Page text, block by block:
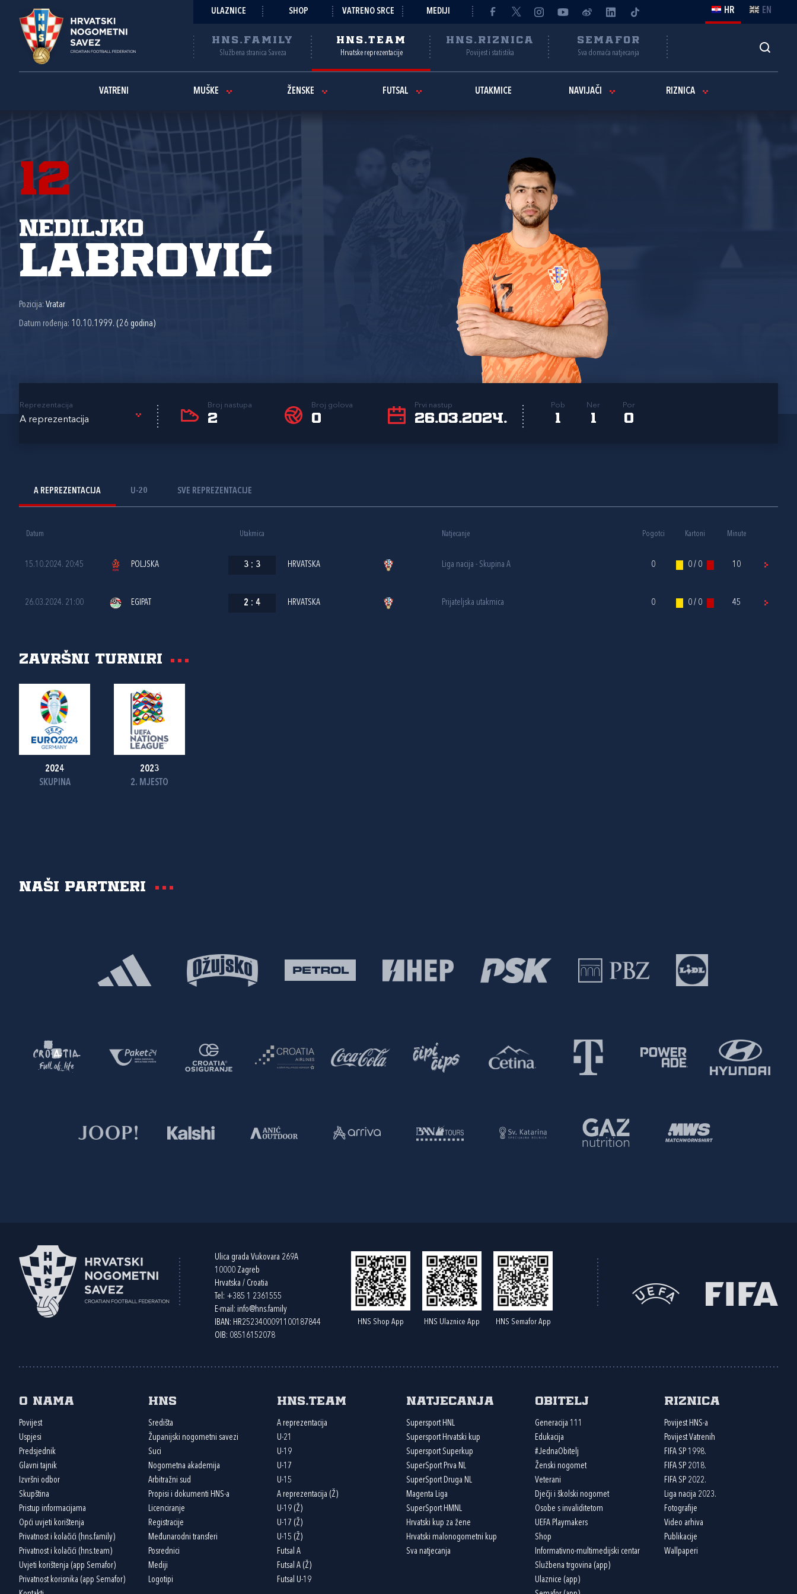
ULAZNICE SHOP VATRENO SRCE MEDIJI HR EN
HNS.FAMILY
Službena stranica Saveza
HNS.TEAM
Hrvatske reprezentacije
HNS.RIZNICA
Povijest i statistika
SEMAFOR
Sva domaća natjecanja
VATRENI MUŠKE ŽENSKE FUTSAL UTAKMICE NAVIJAČI RIZNICA
12
Nediljko
Labrović
Pozicija: Vratar
Datum rođenja: 10.10.1999. (26 godina)
Reprezentacija
A reprezentacija
Broj nastupa
2
Broj golova
0
Prvi nastup
26.03.2024.
Pob
1
Ner
1
Por
0
A REPREZENTACIJA U-20 SVE REPREZENTACIJE
Datum Utakmica Natjecanje Pogotci Kartoni Minute
15.10.2024. 20:45 POLJSKA 3 : 3 HRVATSKA Liga nacija - Skupina A 0 0 / 0 10
26.03.2024. 21:00 EGIPAT 2 : 4 HRVATSKA Prijateljska utakmica 0 0 / 0 45
Završni turniri
2024
SKUPINA
2023
2. MJESTO
Naši partneri
Ulica grada Vukovara 269A
10000 Zagreb
Hrvatska / Croatia
Tel: +385 1 2361555
E-mail: info@hns.family
IBAN: HR2523400091100187844
OIB: 08516152078
HNS Shop App HNS Ulaznice App HNS Semafor App
O nama
Povijest
Uspjesi
Predsjednik
Glavni tajnik
Izvršni odbor
Skupština
Pristup informacijama
Opći uvjeti korištenja
Privatnost i kolačići (hns.family)
Privatnost i kolačići (hns.team)
Uvjeti korištenja (app Semafor)
Privatnost korisnika (app Semafor)
HNS
Središta
Županijski nogometni savezi
Suci
Nogometna akademija
Arbitražni sud
Propisi i dokumenti HNS-a
Licenciranje
Registracije
Međunarodni transferi
Posrednici
Mediji
Logotipi
HNS.team
A reprezentacija
U-21
U-19
U-17
U-15
A reprezentacija (Ž)
U-19 (Ž)
U-17 (Ž)
U-15 (Ž)
Futsal A
Futsal A (Ž)
Futsal U-19
Natjecanja
Supersport HNL
Supersport Hrvatski kup
Supersport Superkup
SuperSport Prva NL
SuperSport Druga NL
Magenta Liga
SuperSport HMNL
Hrvatski kup za žene
Hrvatski malonogometni kup
Sva natjecanja
Obitelj
Generacija 111
Edukacija
#JednaObitelj
Ženski nogomet
Veterani
Dječji i školski nogomet
Osobe s invaliditetom
UEFA Playmakers
Shop
Informativno-multimedijski centar
Službena trgovina (app)
Ulaznice (app)
Riznica
Povijest HNS-a
Povijest Vatrenih
FIFA SP 1998.
FIFA SP 2018.
FIFA SP 2022.
Liga nacija 2023.
Fotografije
Video arhiva
Publikacije
Wallpaperi